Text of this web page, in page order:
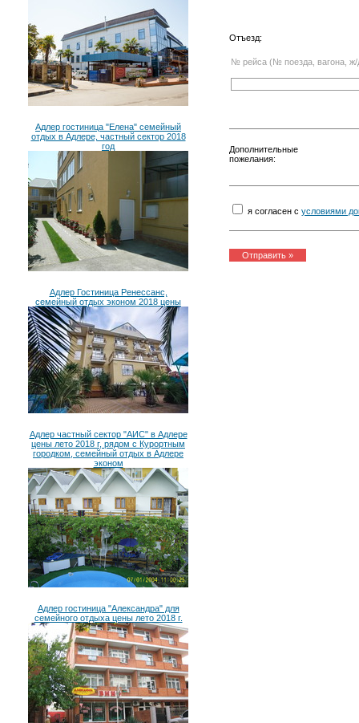
Адлер гостиница "Елена" семейный
отдых в Адлере, частный сектор 2018
год
Адлер Гостиница Ренессанс,
семейный отдых эконом 2018 цены
Адлер частный сектор "АИС" в Адлере
цены лето 2018 г, рядом с Курортным
городком, семейный отдых в Адлере
эконом
Адлер гостиница "Александра" для
семейного отдыха цены лето 2018 г.
Отъезд:
№ рейса (№ поезда, вагона, ж/
Дополнительные
пожелания:
я согласен с условиями